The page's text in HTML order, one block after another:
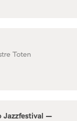
Toten
Jazzfestival –